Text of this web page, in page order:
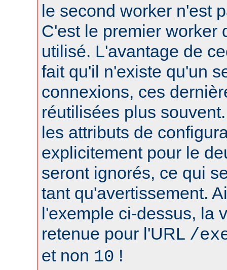
le second worker n'est
C'est le premier worker
utilisé. L'avantage de
fait qu'il n'existe qu'un
connexions, ces
réutilisées plus
les attributs de
explicitement pour le
seront ignorés, ce qui
tant qu'avertissement.
l'exemple ci-dessus, la
retenue pour l'URL /
et non 10 !